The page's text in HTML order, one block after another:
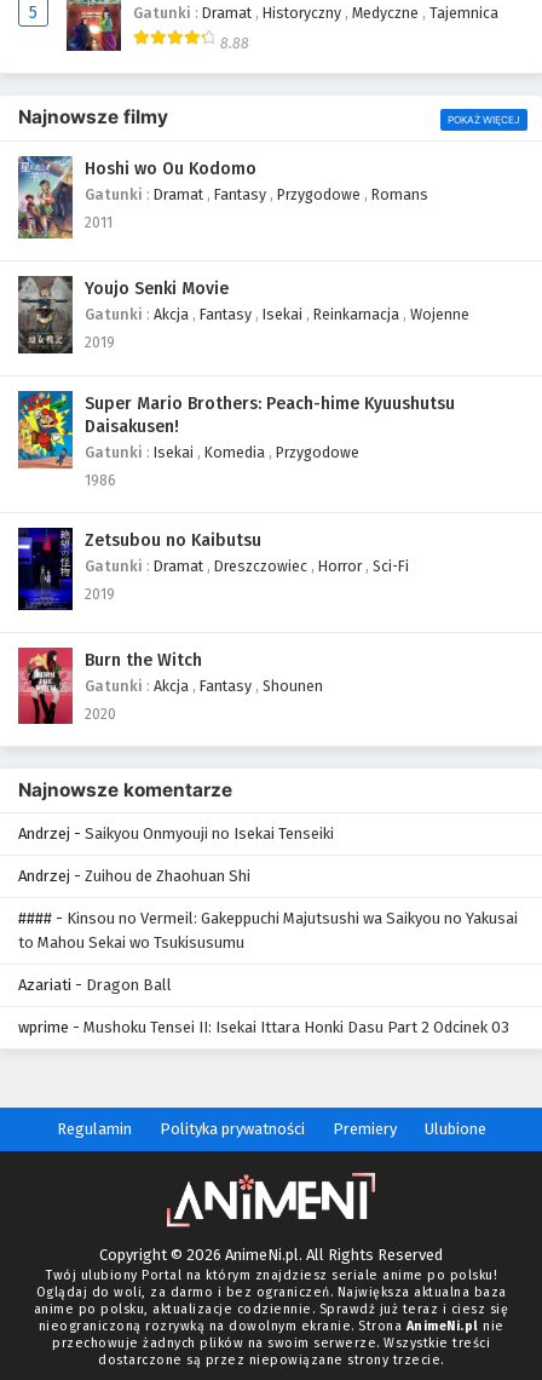
5 Gatunki : Dramat , Historyczny , Medyczne , Tajemnica
8.88
Najnowsze filmy POKAŻ WIĘCEJ
Hoshi wo Ou Kodomo
Gatunki : Dramat , Fantasy , Przygodowe , Romans
2011
Youjo Senki Movie
Gatunki : Akcja , Fantasy , Isekai , Reinkarnacja , Wojenne
2019
Super Mario Brothers: Peach-hime Kyuushutsu
Daisakusen!
Gatunki : Isekai , Komedia , Przygodowe
1986
Zetsubou no Kaibutsu
Gatunki : Dramat , Dreszczowiec , Horror , Sci-Fi
2019
Burn the Witch
Gatunki : Akcja , Fantasy , Shounen
2020
Najnowsze komentarze
Andrzej - Saikyou Onmyouji no Isekai Tenseiki
Andrzej - Zuihou de Zhaohuan Shi
#### - Kinsou no Vermeil: Gakeppuchi Majutsushi wa Saikyou no Yakusai
to Mahou Sekai wo Tsukisusumu
Azariati - Dragon Ball
wprime - Mushoku Tensei II: Isekai Ittara Honki Dasu Part 2 Odcinek 03
Regulamin Polityka prywatności Premiery Ulubione
Copyright © 2026 AnimeNi.pl. All Rights Reserved
Twój ulubiony Portal na którym znajdziesz seriale anime po polsku!
Oglądaj do woli, za darmo i bez ograniczeń. Największa aktualna baza
anime po polsku, aktualizacje codziennie. Sprawdź już teraz i ciesz się
nieograniczoną rozrywką na dowolnym ekranie. Strona AnimeNi.pl nie
przechowuje żadnych plików na swoim serwerze. Wszystkie treści
dostarczone są przez niepowiązane strony trzecie.